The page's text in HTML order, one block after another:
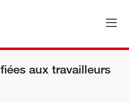
aux travailleurs